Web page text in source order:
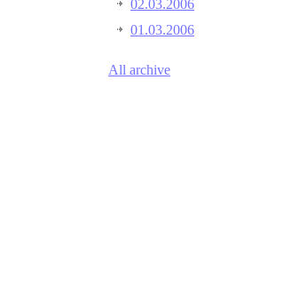
02.03.2006
01.03.2006
All archive